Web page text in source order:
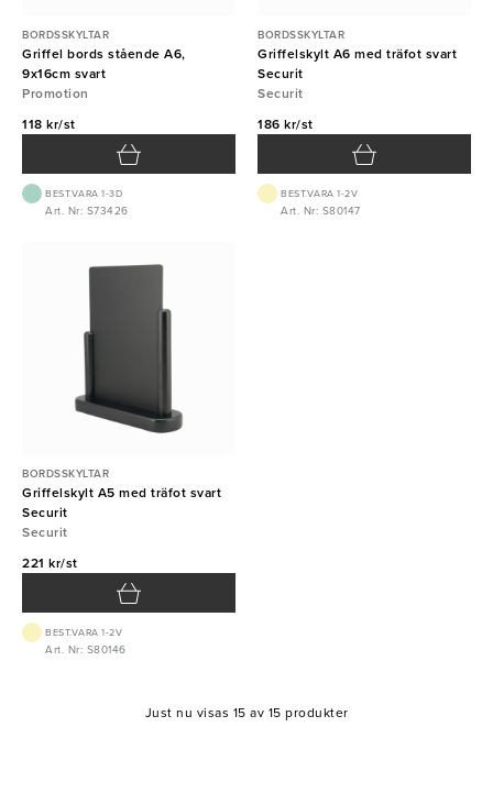
BORDSSKYLTAR
Griffel bords stående A6,
9x16cm svart
Promotion
118 kr/st
BEST.VARA 1-3D
Art. Nr: S73426
BORDSSKYLTAR
Griffelskylt A6 med träfot svart
Securit
Securit
186 kr/st
BEST.VARA 1-2V
Art. Nr: S80147
BORDSSKYLTAR
Griffelskylt A5 med träfot svart
Securit
Securit
221 kr/st
BEST.VARA 1-2V
Art. Nr: S80146
Just nu visas 15 av 15 produkter